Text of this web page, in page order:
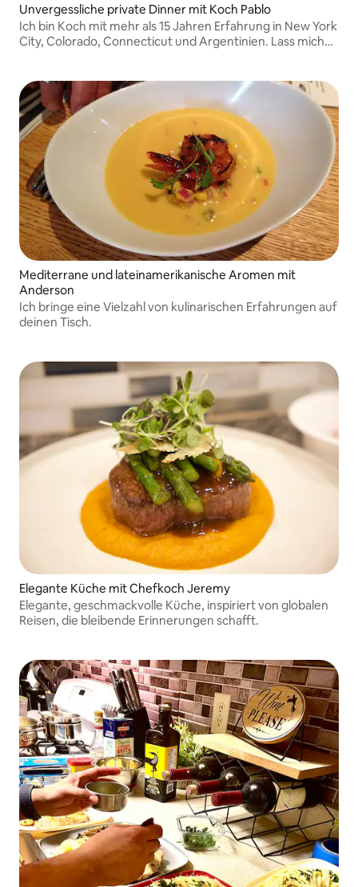
Unvergessliche private Dinner mit Koch Pablo
Ich bin Koch mit mehr als 15 Jahren Erfahrung in New York
City, Colorado, Connecticut und Argentinien. Lass mich
Mediterrane und lateinamerikanische Aromen mit
Anderson
Ich bringe eine Vielzahl von kulinarischen Erfahrungen auf
deinen Tisch.
Elegante Küche mit Chefkoch Jeremy
Elegante, geschmackvolle Küche, inspiriert von globalen
Reisen, die bleibende Erinnerungen schafft.